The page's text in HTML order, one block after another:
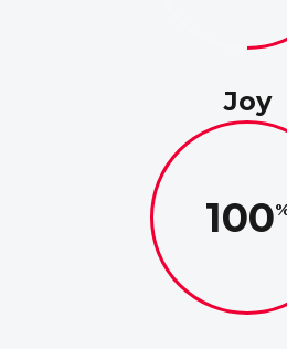
Joy
100